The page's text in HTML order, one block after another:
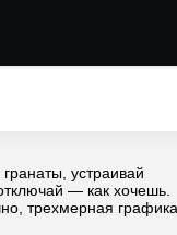
устраивай
— как хочешь.
трехмерная графика,